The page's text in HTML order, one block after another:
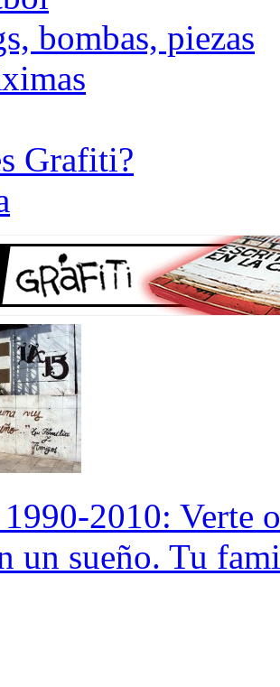
bombas, piezas
Grafiti?
2010: Verte
un sueño. Tu